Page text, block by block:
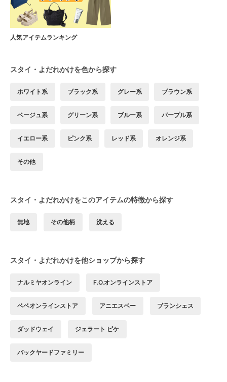
人気アイテムランキング
スタイ・よだれかけを色から探す
ホワイト系 ブラック系 グレー系 ブラウン系
ベージュ系 グリーン系 ブルー系 パープル系
イエロー系 ピンク系 レッド系 オレンジ系
その他
スタイ・よだれかけをこのアイテムの特徴から探す
無地 その他柄 洗える
スタイ・よだれかけを他ショップから探す
ナルミヤオンライン F.O.オンラインストア
ベベオンラインストア アニエスベー ブランシェス
ダッドウェイ ジェラート ピケ
バックヤードファミリー